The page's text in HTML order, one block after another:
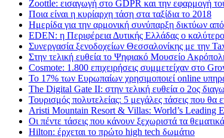
Zoottle: εισαγωγή στο GDPR και την εφαρμογή
Ποια είναι η κυρίαρχη τάση στα ταξίδια το 2018
Ημερίδα για την αρμονική συνύπαρξη δικτύων
EDEN: η Περιφέρεια Δυτικής Ελλάδας ο
Συνεργασία ξενοδοχείων Θεσσαλονίκης με την
Στην τελική ευθεία το Ψηφιακό Μουσείο
Cosmote: 1.800 επιχειρήσεις συμμετείχαν στο
Το 17% των Ευρωπαίων χρησιμοποιεί online
The Digital Gate II: στην τελική ευθεία ο 2ος
Τουρισμός πολυτελείας: 5 μεγάλες τάσεις που θα
Aristi Mountain Resort & Villas: World’s Leading
Οι πέντε τάσεις που κάνουν ξεχωριστά τα
Hilton: έρχεται τo πρώτο high tech δωμάτιο